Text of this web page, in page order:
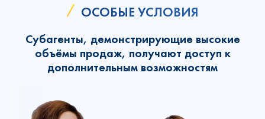
ОСОБЫЕ УСЛОВИЯ
Субагенты, демонстрирующие высокие
объёмы продаж, получают доступ к
дополнительным возможностям